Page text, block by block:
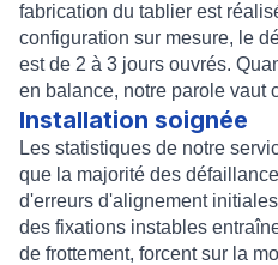
fabrication du tablier est
configuration sur mesure, le
est de 2 à 3 jours ouvrés.
en balance, notre parole vaut
Installation soignée
Les statistiques de notre
que la majorité des
d'erreurs d'alignement
des fixations instables
de frottement, forcent sur la